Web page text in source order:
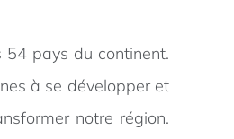
54 pays du continent.
à se développer et
notre région.